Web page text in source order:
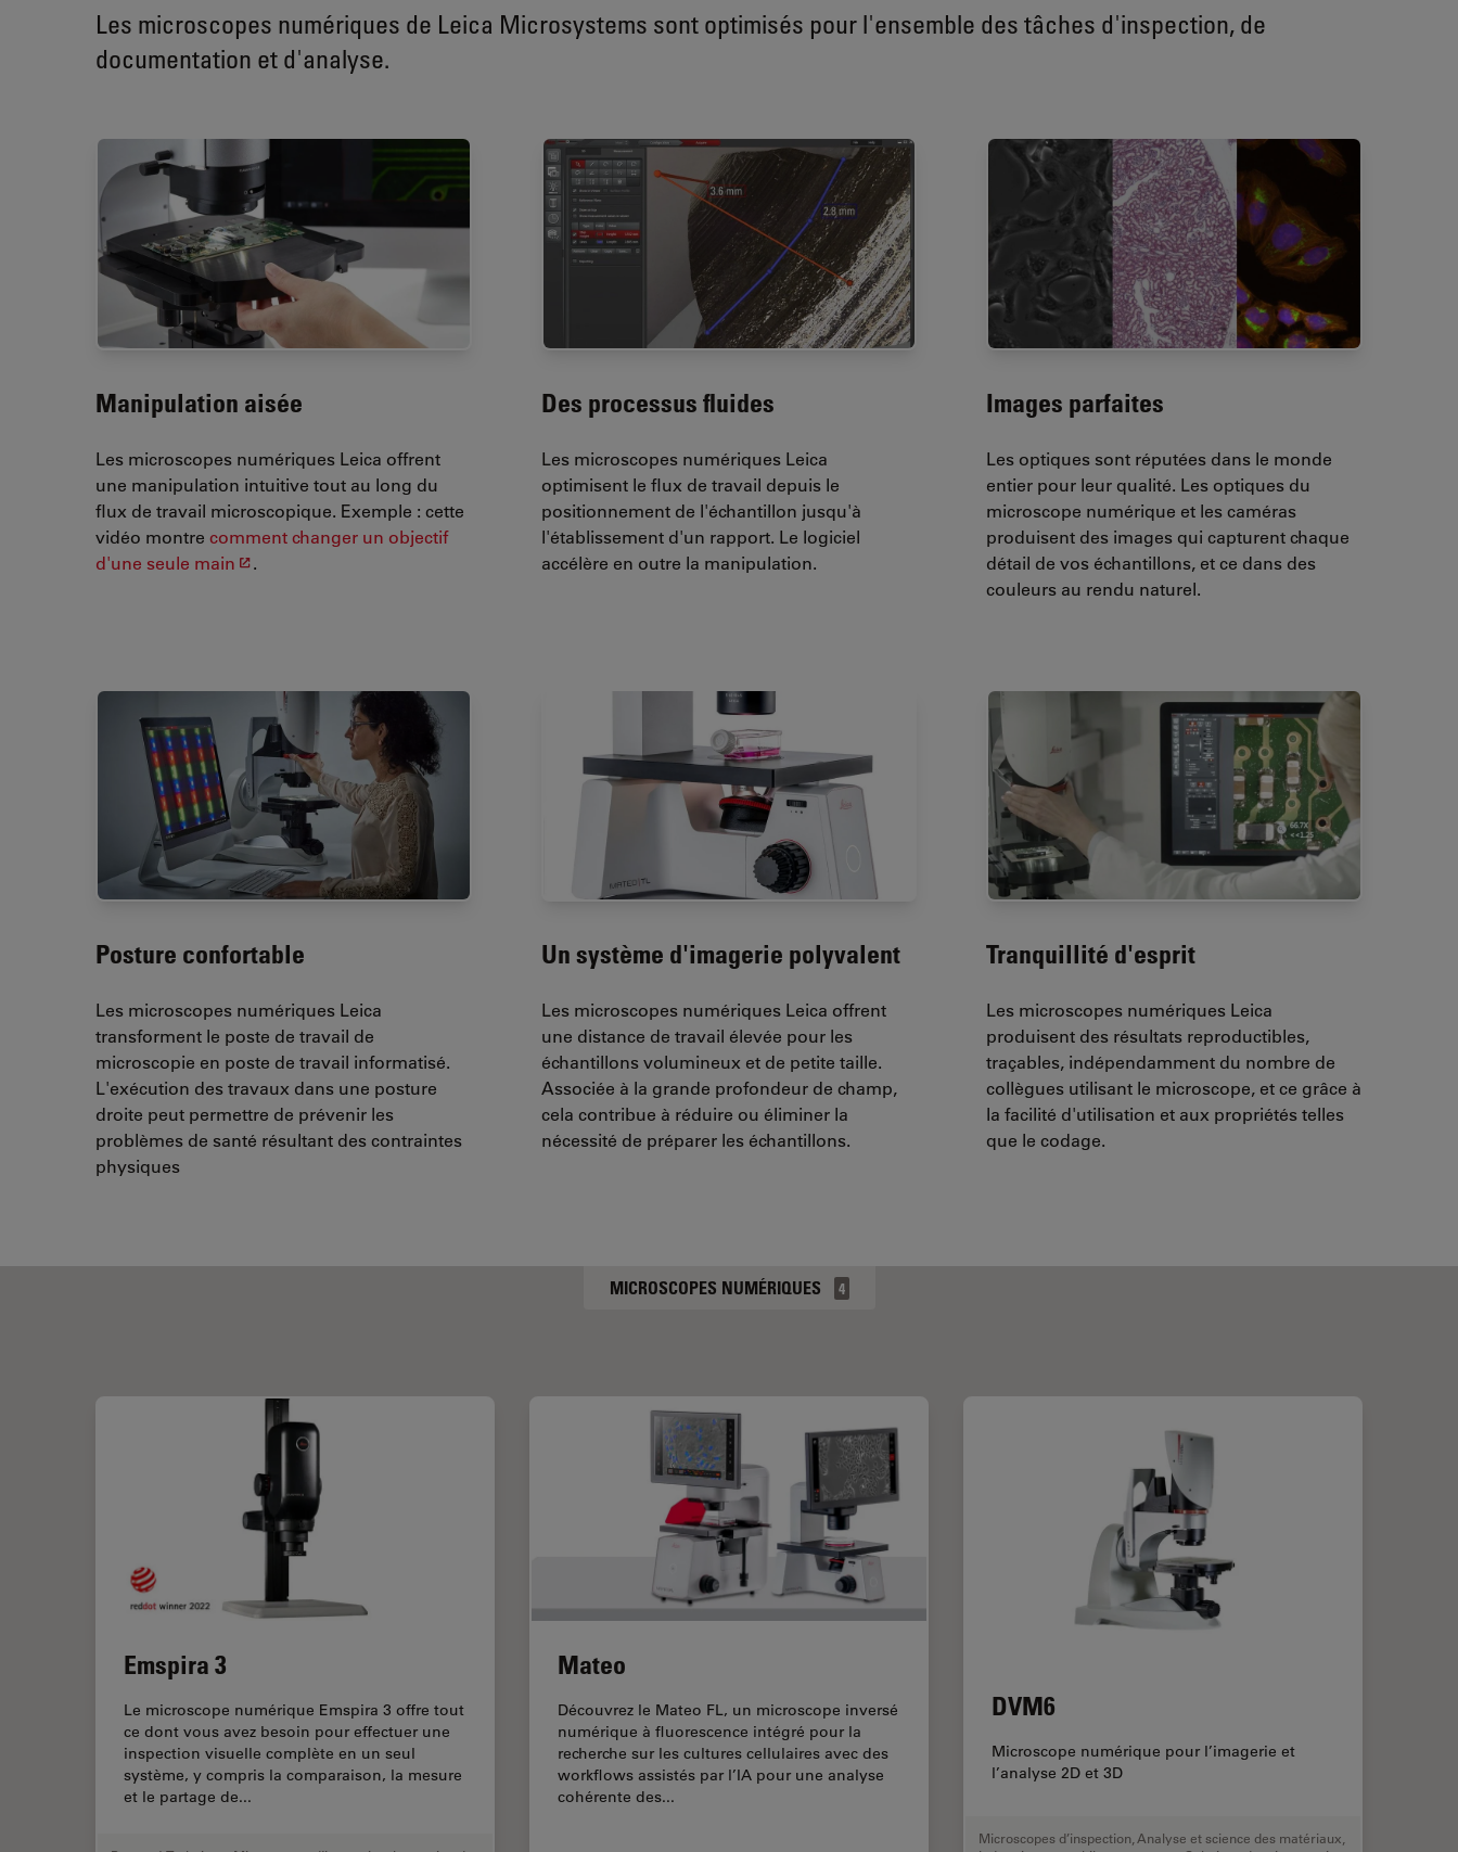
Les microscopes numériques de Leica Microsystems sont optimisés pour l'ensemble des tâches d'inspection, de
documentation et d'analyse.
Manipulation aisée
Les microscopes numériques Leica offrent
une manipulation intuitive tout au long du
flux de travail microscopique. Exemple : cette
vidéo montre comment changer un objectif
d'une seule main
.
Des processus fluides
Les microscopes numériques Leica
optimisent le flux de travail depuis le
positionnement de l'échantillon jusqu'à
l'établissement d'un rapport. Le logiciel
accélère en outre la manipulation.
Images parfaites
Les optiques sont réputées dans le monde
entier pour leur qualité. Les optiques du
microscope numérique et les caméras
produisent des images qui capturent chaque
détail de vos échantillons, et ce dans des
couleurs au rendu naturel.
Posture confortable
Les microscopes numériques Leica
transforment le poste de travail de
microscopie en poste de travail informatisé.
L'exécution des travaux dans une posture
droite peut permettre de prévenir les
problèmes de santé résultant des contraintes
physiques
Un système d'imagerie polyvalent
Les microscopes numériques Leica offrent
une distance de travail élevée pour les
échantillons volumineux et de petite taille.
Associée à la grande profondeur de champ,
cela contribue à réduire ou éliminer la
nécessité de préparer les échantillons.
Tranquillité d'esprit
Les microscopes numériques Leica
produisent des résultats reproductibles,
traçables, indépendamment du nombre de
collègues utilisant le microscope, et ce grâce à
la facilité d'utilisation et aux propriétés telles
que le codage.
MICROSCOPES NUMÉRIQUES 4
Emspira 3
Le microscope numérique Emspira 3 offre tout
ce dont vous avez besoin pour effectuer une
inspection visuelle complète en un seul
système, y compris la comparaison, la mesure
et le partage de...
Mateo
Découvrez le Mateo FL, un microscope inversé
numérique à fluorescence intégré pour la
recherche sur les cultures cellulaires avec des
workflows assistés par l’IA pour une analyse
cohérente des...
DVM6
Microscope numérique pour l’imagerie et
l’analyse 2D et 3D
Microscopes d’inspection Analyse et science des matériaux